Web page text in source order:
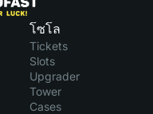
โซโล
Tickets
Slots
Upgrader
Tower
Cases